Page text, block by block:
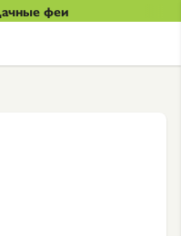
феи